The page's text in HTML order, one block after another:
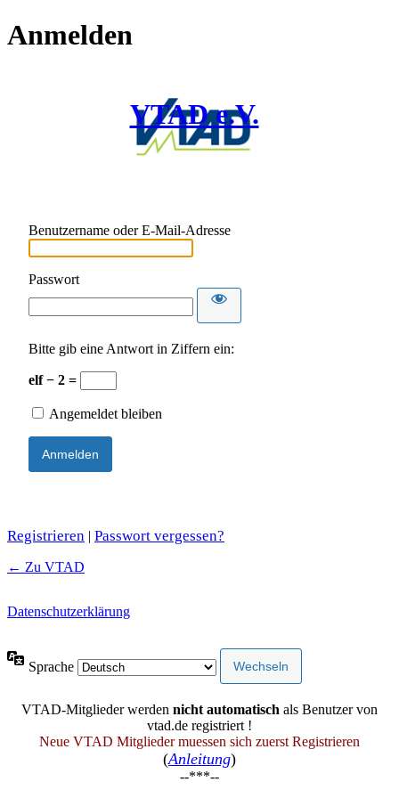
Anmelden
VTAD e.V.
Benutzername oder E-Mail-Adresse
Passwort
Bitte gib eine Antwort in Ziffern ein:
elf − 2 =
Angemeldet bleiben
Registrieren | Passwort vergessen?
← Zu VTAD
Datenschutzerklärung
Sprache
VTAD-Mitglieder werden nicht automatisch als Benutzer von
vtad.de registriert !
Neue VTAD Mitglieder muessen sich zuerst Registrieren
(Anleitung)
--***--